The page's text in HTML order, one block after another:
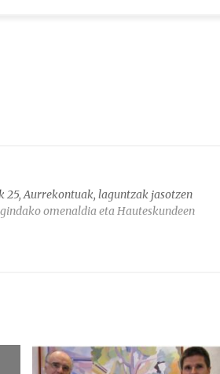
Aurrekontuak, laguntzak jasotzen
omenaldia eta Hauteskundeen